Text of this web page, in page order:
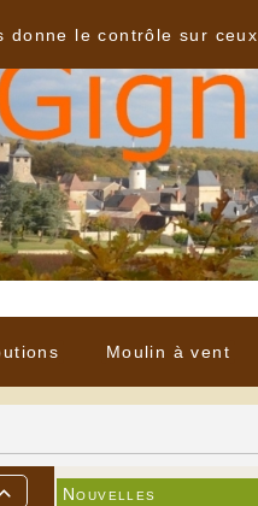
Moulin à vent
Nouvelles
le contrôle sur